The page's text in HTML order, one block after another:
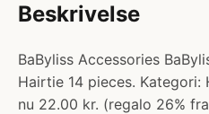
Beskrivelse
BaByliss Accessories
Hairtie 14 pieces. Kategori:
nu 22.00 kr. (regalo 26%